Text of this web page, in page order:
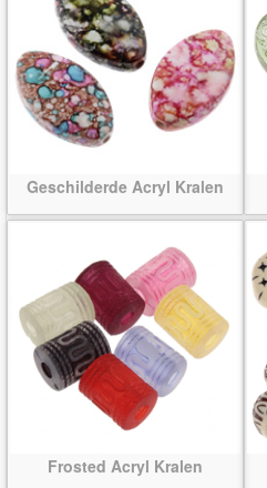
Geschilderde Acryl Kralen
Frosted Acryl Kralen